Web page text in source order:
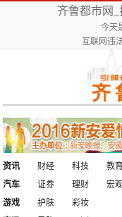
齐鲁都市网
今天
互联网违
资讯 财经 科技
教育
汽车
证券 理财 宏
游戏
护肤
彩妆